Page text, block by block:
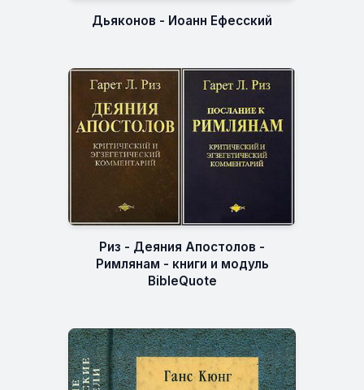
Дьяконов - Иоанн Ефесский
Риз - Деяния Апостолов -
Римлянам - книги и модуль
BibleQuote